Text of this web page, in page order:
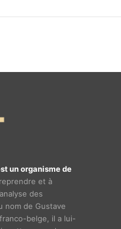
un organisme de
et à
des
nom de Gustave
belge, il a lui-